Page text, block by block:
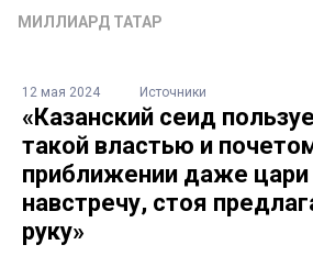
МИЛЛИАРД ТАТАР
12 мая 2024 Источники
«Казанский сеид
такой властью и
приближении даже
навстречу, стоя
руку»